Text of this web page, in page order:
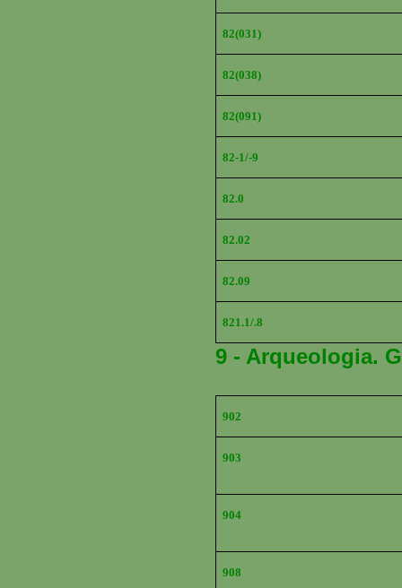
82(031)
82(038)
82(091)
82-1/-9
82.0
82.02
82.09
821.1/.8
9 - Arqueologia.
902
903
904
908